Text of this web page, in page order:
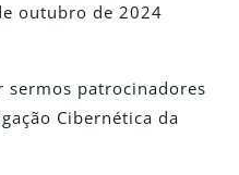
outubro de 2024
sermos patrocinadores
Cibernética da